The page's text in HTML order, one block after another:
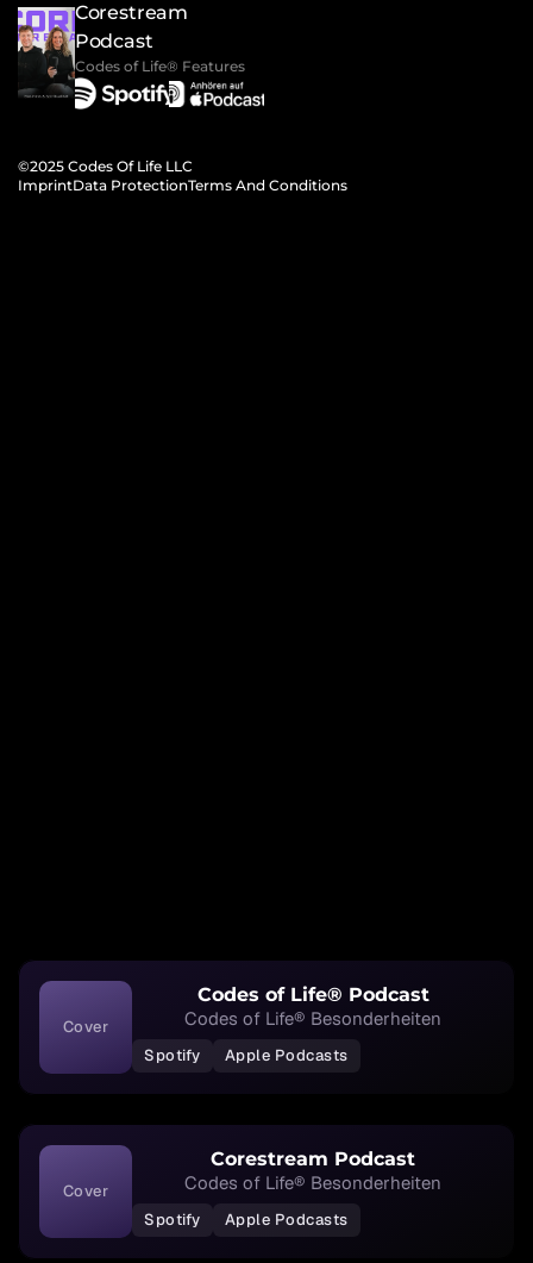
Corestream
Podcast
Codes of Life® Features
©2025 Codes Of Life LLC
ImprintData ProtectionTerms And Conditions
Cover
Codes of Life® Podcast
Codes of Life® Besonderheiten
Spotify Apple Podcasts
Cover
Corestream Podcast
Codes of Life® Besonderheiten
Spotify Apple Podcasts